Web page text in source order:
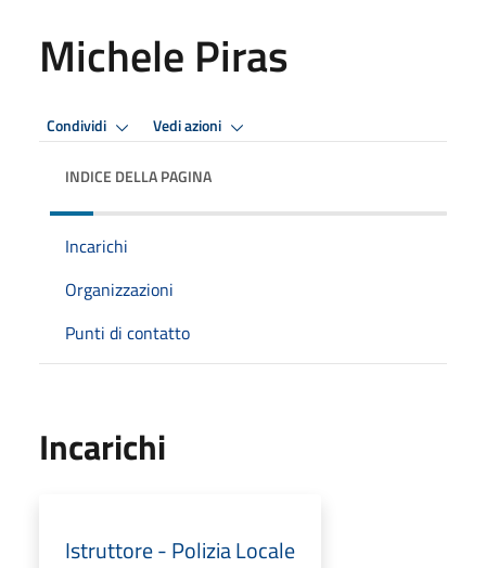
Michele Piras
Condividi Vedi azioni
INDICE DELLA PAGINA
Incarichi
Organizzazioni
Punti di contatto
Incarichi
Istruttore - Polizia Locale